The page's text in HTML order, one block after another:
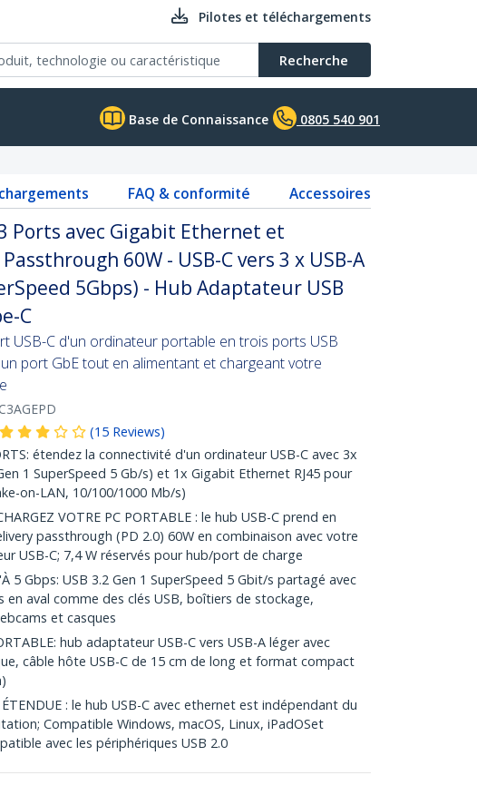
Pilotes et téléchargements
Recherche
Base de Connaissance 0805 540 901
FAQ & conformité Accessoires
Ports avec Gigabit Ethernet et
60W - USB-C vers 3 x USB-A
5Gbps) - Hub Adaptateur USB
C
USB-C d'un ordinateur portable en trois ports USB
port GbE tout en alimentant et chargeant votre
(15 Reviews)
étendez la connectivité d'un ordinateur USB-C avec 3x
1 SuperSpeed 5 Gb/s) et 1x Gigabit Ethernet RJ45 pour
on-LAN, 10/100/1000 Mb/s)
VOTRE PC PORTABLE : le hub USB-C prend en
passthrough (PD 2.0) 60W en combinaison avec votre
USB-C; 7,4 W réservés pour hub/port de charge
5 Gbps: USB 3.2 Gen 1 SuperSpeed 5 Gbit/s partagé avec
en aval comme des clés USB, boîtiers de stockage,
et casques
hub adaptateur USB-C vers USB-A léger avec
câble hôte USB-C de 15 cm de long et format compact
: le hub USB-C avec ethernet est indépendant du
Compatible Windows, macOS, Linux, iPadOSet
avec les périphériques USB 2.0